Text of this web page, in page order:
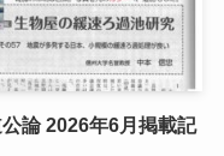
論 2026年6月掲載記